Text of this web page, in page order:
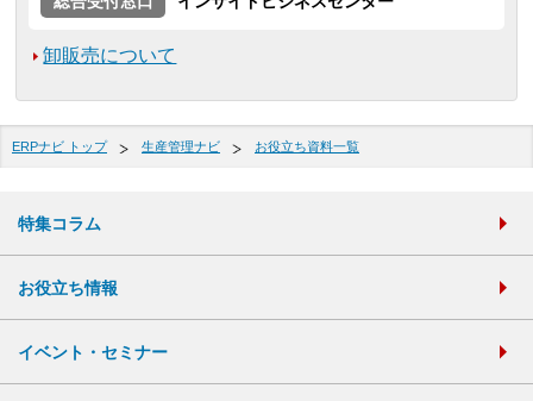
卸販売について
ERPナビ トップ 生産管理ナビ お役立ち資料一覧
特集コラム
お役立ち情報
イベント・セミナー